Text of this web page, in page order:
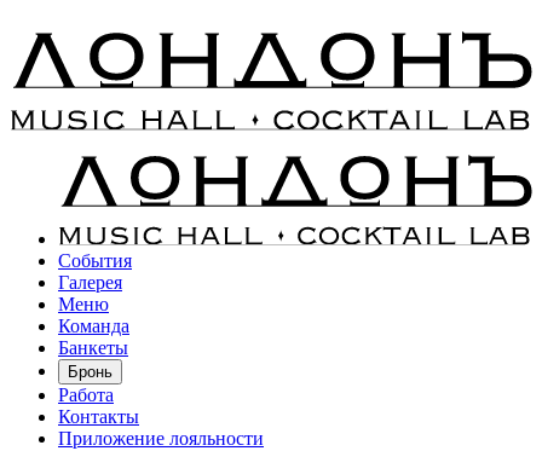
События
Галерея
Меню
Команда
Банкеты
Бронь
Работа
Контакты
Приложение лояльности